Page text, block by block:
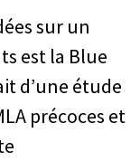
sur un
est la Blue
d’une étude
précoces et